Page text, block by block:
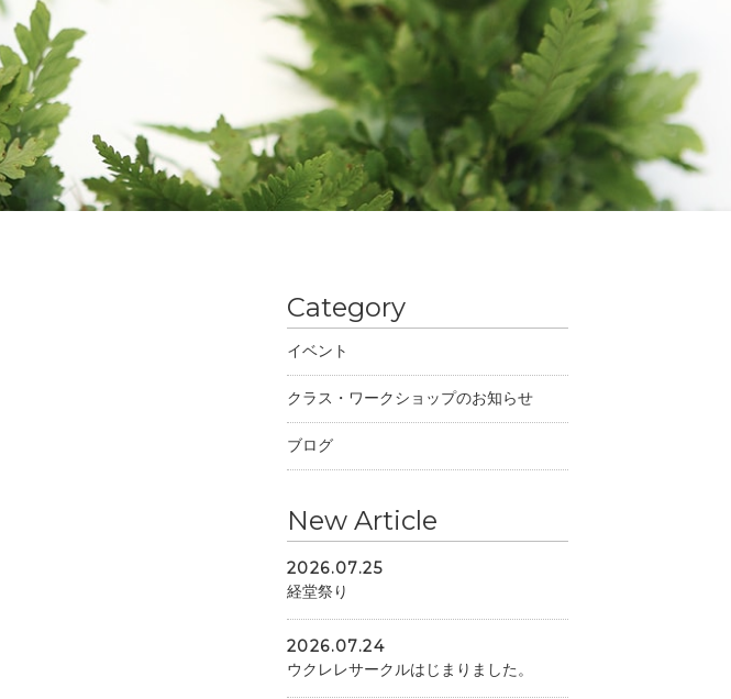
Category
イベント
クラス・ワークショップのお知らせ
ブログ
New Article
2026.07.25
経堂祭り
2026.07.24
ウクレレサークルはじまりました。